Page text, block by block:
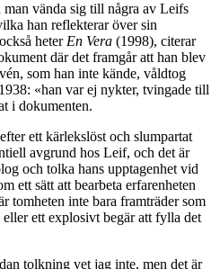
vända sig till några av Leifs
han reflekterar över sin
heter En Vera (1998), citerar
där det framgår att han blev
som han inte kände, våldtog
«han var ej nykter, tvingade till
i dokumenten.
ett kärlekslöst och slumpartat
avgrund hos Leif, och det är
och tolka hans upptagenhet vid
ett sätt att bearbeta erfarenheten
tomheten inte bara framträder som
ett explosivt begär att fylla det
tolkning vet jag inte, men det är